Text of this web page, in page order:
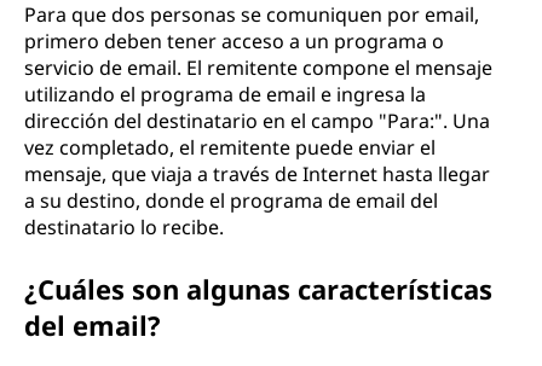
Para que dos personas se comuniquen por email,
primero deben tener acceso a un programa o
servicio de email. El remitente compone el mensaje
utilizando el programa de email e ingresa la
dirección del destinatario en el campo "Para:". Una
vez completado, el remitente puede enviar el
mensaje, que viaja a través de Internet hasta llegar
a su destino, donde el programa de email del
destinatario lo recibe.
¿Cuáles son algunas características
del email?